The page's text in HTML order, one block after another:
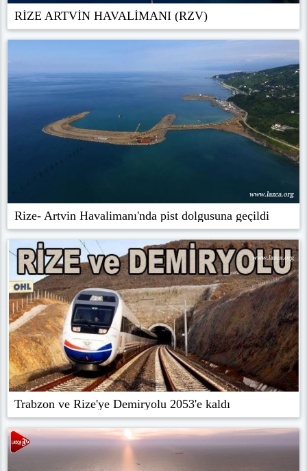
RİZE ARTVİN HAVALİMANI (RZV)
Rize- Artvin Havalimanı'nda pist dolgusuna geçildi
Trabzon ve Rize'ye Demiryolu 2053'e kaldı